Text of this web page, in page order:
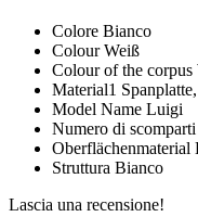
Colore Bianco
Colour Weiß
Colour of the corpus
Material1
Model Name Luigi
Numero di scomparti
Oberflächenmaterial
Struttura Bianco
Lascia una recensione!